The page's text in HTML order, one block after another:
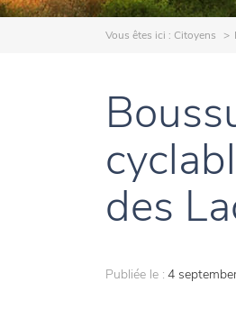
Vous êtes ici : Citoyens
des
Publiée le : 4